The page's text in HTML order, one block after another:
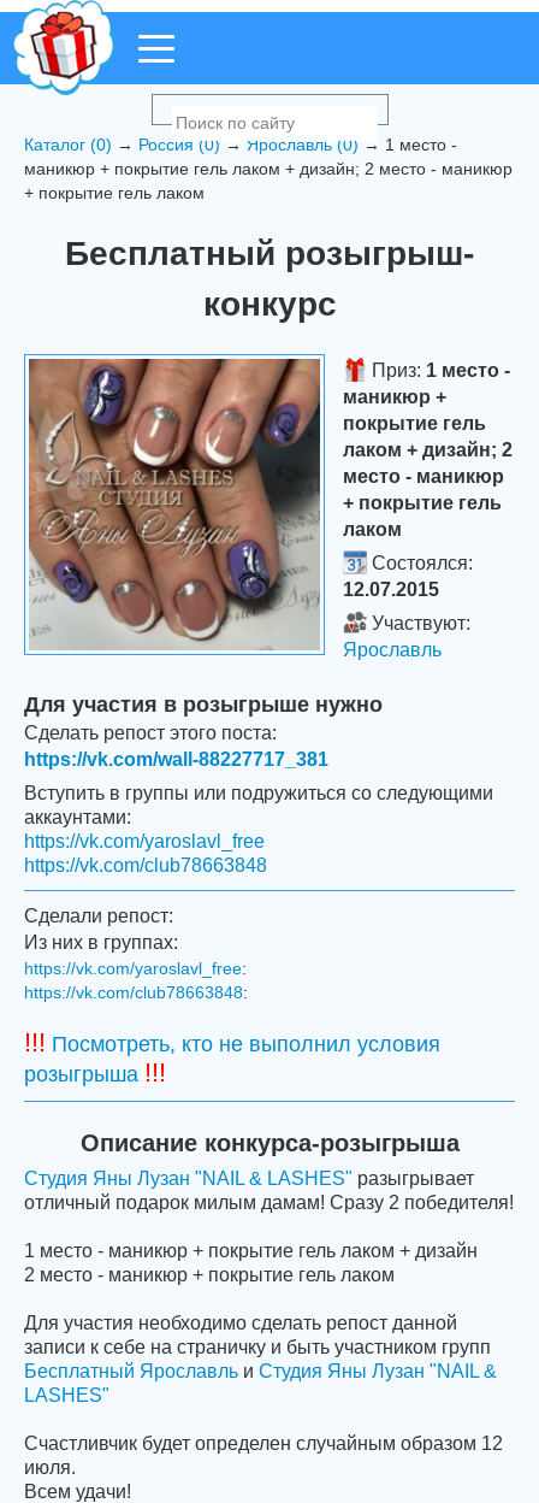
Каталог (0) → Россия (0) → Ярославль (0) → 1 место -
маникюр + покрытие гель лаком + дизайн; 2 место - маникюр
+ покрытие гель лаком
Бесплатный розыгрыш-
конкурс
Приз: 1 место -
маникюр +
покрытие гель
лаком + дизайн; 2
место - маникюр
+ покрытие гель
лаком
Состоялся:
12.07.2015
Участвуют:
Ярославль
Для участия в розыгрыше нужно
Сделать репост этого поста:
https://vk.com/wall-88227717_381
Вступить в группы или подружиться со следующими
аккаунтами:
https://vk.com/yaroslavl_free
https://vk.com/club78663848
Сделали репост:
Из них в группах:
https://vk.com/yaroslavl_free:
https://vk.com/club78663848:
!!! Посмотреть, кто не выполнил условия
розыгрыша !!!
Описание конкурса-розыгрыша
Студия Яны Лузан "NAIL & LASHES" разыгрывает
отличный подарок милым дамам! Сразу 2 победителя!
1 место - маникюр + покрытие гель лаком + дизайн
2 место - маникюр + покрытие гель лаком
Для участия необходимо сделать репост данной
записи к себе на страничку и быть участником групп
Бесплатный Ярославль и Студия Яны Лузан "NAIL &
LASHES"
Счастливчик будет определен случайным образом 12
июля.
Всем удачи!